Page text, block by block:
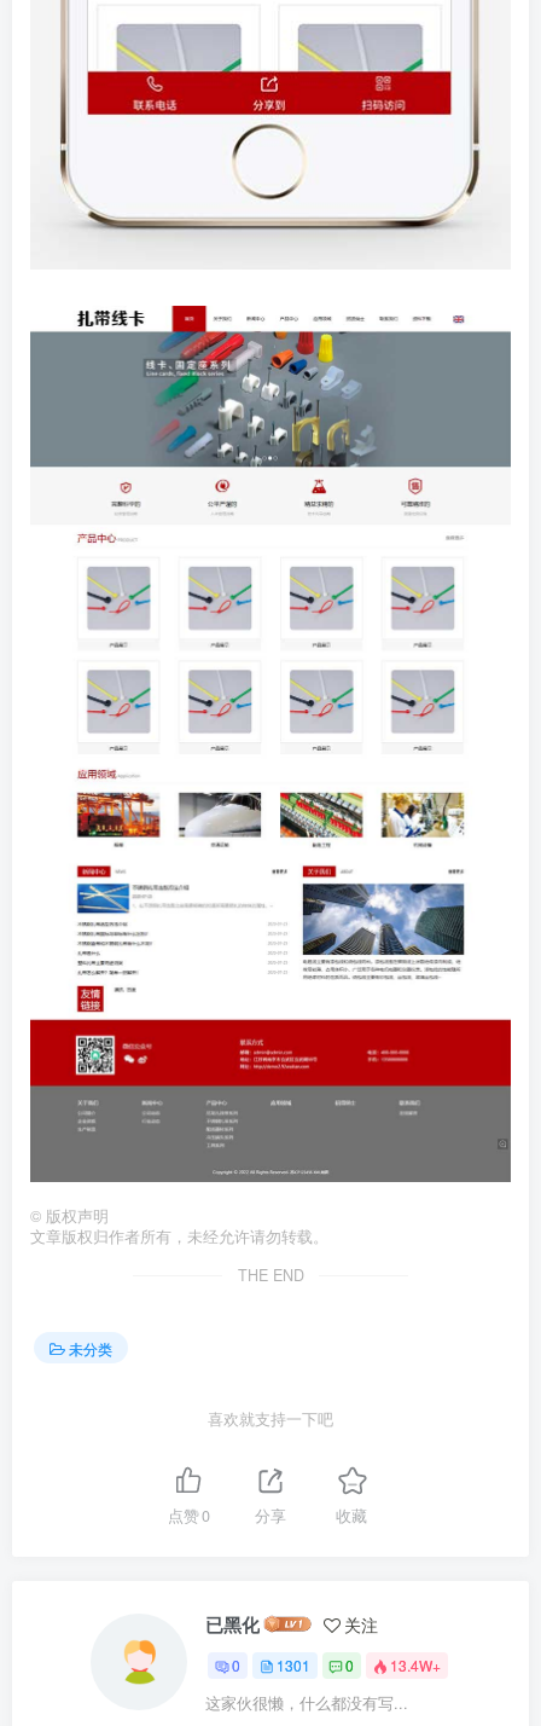
© 版权声明
文章版权归作者所有，未经允许请勿转载。
THE END
未分类
喜欢就支持一下吧
点赞0 分享 收藏
已黑化 关注
0 1301 0 13.4W+
这家伙很懒，什么都没有写...